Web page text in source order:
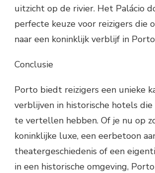
uitzicht op de rivier. Het Palácio
perfecte keuze voor reizigers die
naar een koninklijk verblijf in
Conclusie
Porto biedt reizigers een unieke
verblijven in historische hotels die
te vertellen hebben. Of je nu op
koninklijke luxe, een eerbetoon
theatergeschiedenis of een
in een historische omgeving,